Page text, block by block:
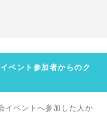
ベント参加者からのク
イベントへ参加した人か